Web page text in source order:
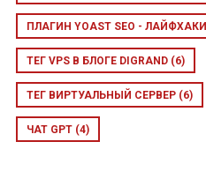
ПЛАГИН YOAST SEO - ЛАЙФХАКИ
ТЕГ VPS В БЛОГЕ DIGRAND (6)
ТЕГ ВИРТУАЛЬНЫЙ СЕРВЕР (6)
ЧАТ GPT (4)